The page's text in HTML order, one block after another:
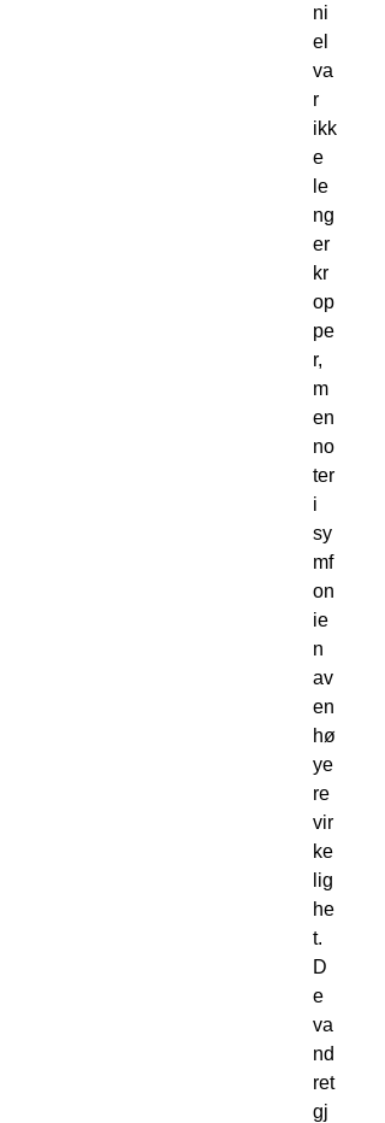
ni
el
va
r
ikk
e
le
ng
er
kr
op
pe
r,
m
en
no
ter
i
sy
mf
on
ie
n
av
en
hø
ye
re
vir
ke
lig
he
t.
D
e
va
nd
ret
gj